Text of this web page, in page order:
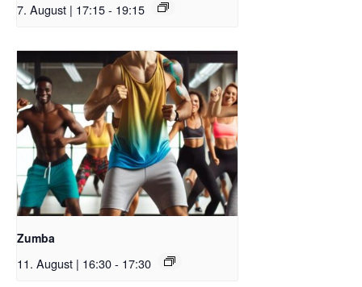
7. August | 17:15- 19:15
Zumba
11. August | 16:30- 17:30